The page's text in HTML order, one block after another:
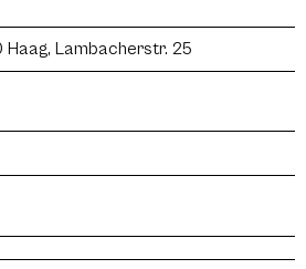
Lambacherstr. 25